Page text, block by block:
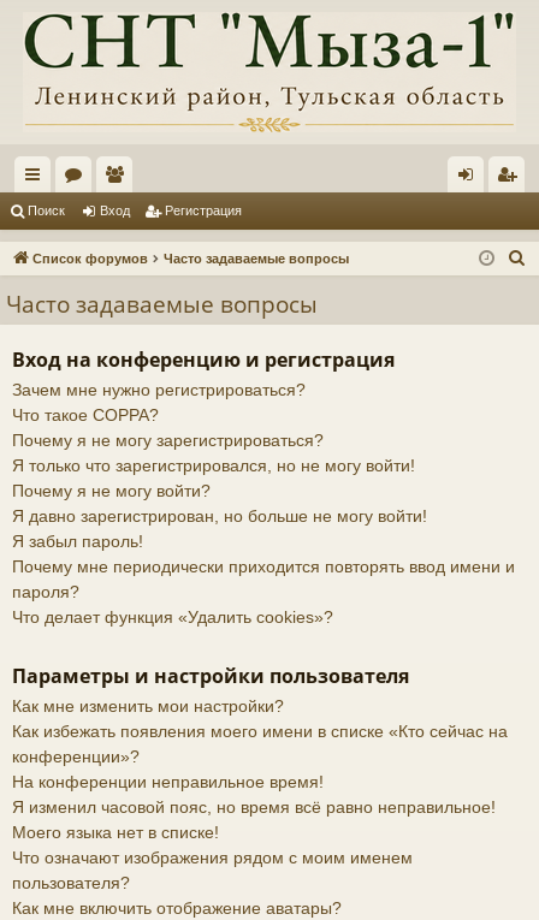
с
ы ум
ол
ьз
ат
ел
и
д ис
Поиск Вход Регистрация
Список форумов Часто задаваемые вопросы
Часто задаваемые вопросы
Вход на конференцию и регистрация
Зачем мне нужно регистрироваться?
Что такое COPPA?
Почему я не могу зарегистрироваться?
Я только что зарегистрировался, но не могу войти!
Почему я не могу войти?
Я давно зарегистрирован, но больше не могу войти!
Я забыл пароль!
Почему мне периодически приходится повторять ввод имени и
пароля?
Что делает функция «Удалить cookies»?
Параметры и настройки пользователя
Как мне изменить мои настройки?
Как избежать появления моего имени в списке «Кто сейчас на
конференции»?
На конференции неправильное время!
Я изменил часовой пояс, но время всё равно неправильное!
Моего языка нет в списке!
Что означают изображения рядом с моим именем
пользователя?
Как мне включить отображение аватары?